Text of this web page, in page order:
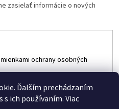
Ďalším prechádzaním
ich používaním. Viac
zasielať informácie o nových
ochrany osobných